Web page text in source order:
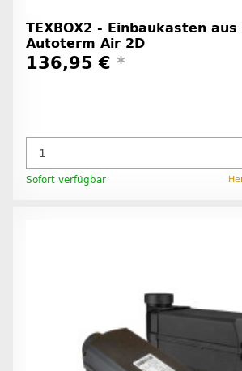
TEXBOX2 - Einbaukasten
Autoterm Air 2D
136,95 € *
Sofort verfügbar